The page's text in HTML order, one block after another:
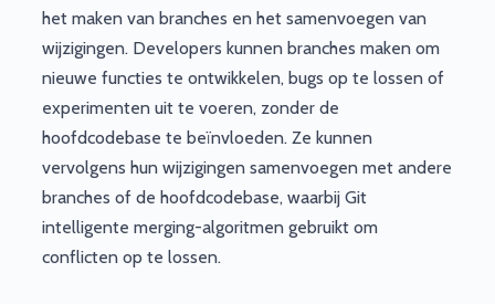
het maken van branches en het samenvoegen van
wijzigingen. Developers kunnen branches maken om
nieuwe functies te ontwikkelen, bugs op te lossen of
experimenten uit te voeren, zonder de
hoofdcodebase te beïnvloeden. Ze kunnen
vervolgens hun wijzigingen samenvoegen met andere
branches of de hoofdcodebase, waarbij Git
intelligente merging-algoritmen gebruikt om
conflicten op te lossen.